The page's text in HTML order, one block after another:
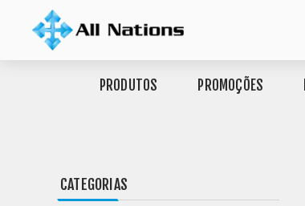
PRODUTOS PROMOÇÕES
CATEGORIAS